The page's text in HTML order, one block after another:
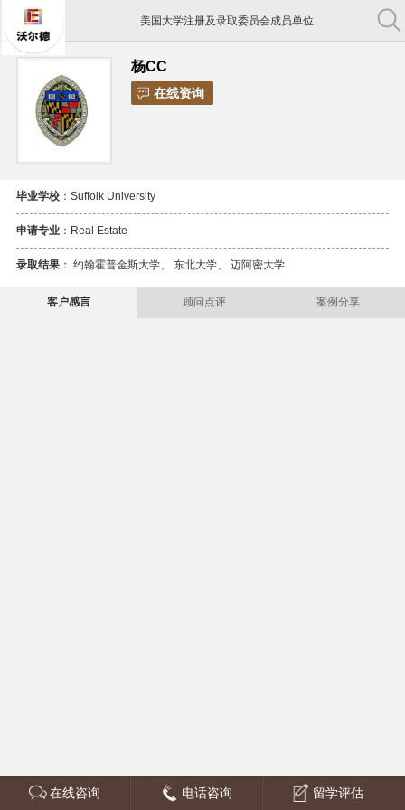
美国大学注册及录取委员会成员单位
中国留学行业协会常务理事单位
杨CC
在线资询
毕业学校：Suffolk University
申请专业：Real Estate
录取结果： 约翰霍普金斯大学、 东北大学、 迈阿密大学
客户感言 顾问点评 案例分享
在线咨询 电话咨询 留学评估